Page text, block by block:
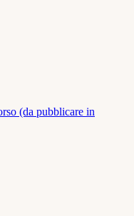
(da pubblicare in